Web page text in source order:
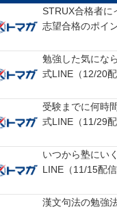
STRUX合格者に
志望合格のポイ
勉強した気にな
式LINE（12/20配
受験までに何時
式LINE（11/29配
いつから塾にい
LINE（11/15配信
漢文句法の勉強